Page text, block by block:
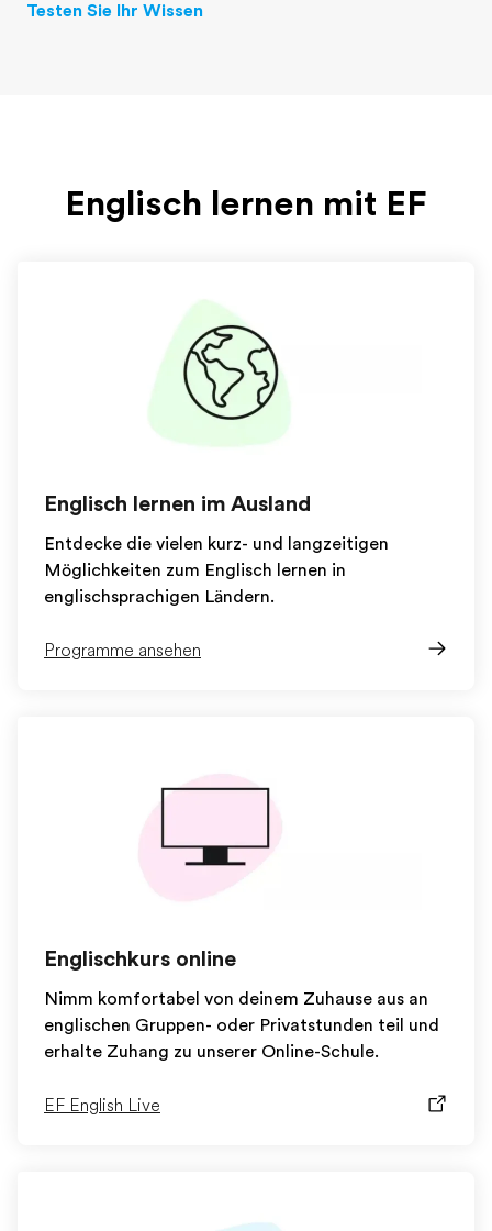
Testen Sie Ihr Wissen
Englisch lernen mit EF
Englisch lernen im Ausland
Entdecke die vielen kurz- und langzeitigen
Möglichkeiten zum Englisch lernen in
englischsprachigen Ländern.
Programme ansehen
Englischkurs online
Nimm komfortabel von deinem Zuhause aus an
englischen Gruppen- oder Privatstunden teil und
erhalte Zuhang zu unserer Online-Schule.
EF English Live